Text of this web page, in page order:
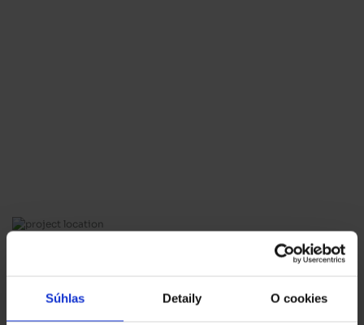
Súhlas Detaily O cookies